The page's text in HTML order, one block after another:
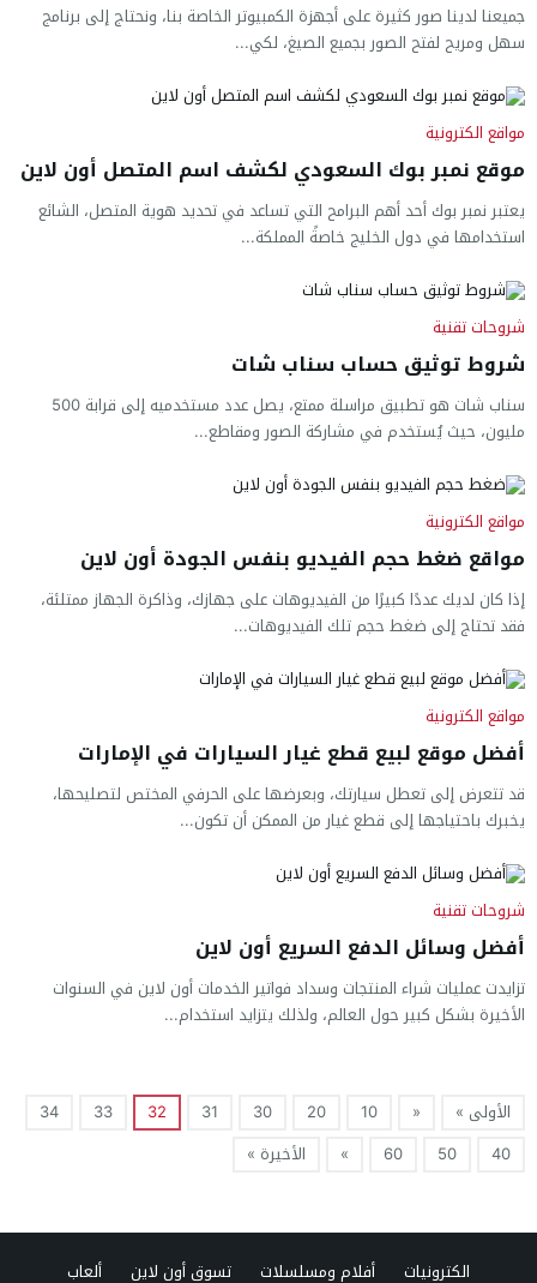
جميعنا لدينا صور كثيرة على أجهزة الكمبيوتر الخاصة بنا، ونحتاج إلى برنامج
سهل ومريح لفتح الصور بجميع الصيغ، لكي...
مواقع الكترونية
موقع نمبر بوك السعودي لكشف اسم المتصل أون لاين
يعتبر نمبر بوك أحد أهم البرامح التي تساعد في تحديد هوية المتصل، الشائع
استخدامها في دول الخليج خاصةً المملكة...
شروحات تقنية
شروط توثيق حساب سناب شات
سناب شات هو تطبيق مراسلة ممتع، يصل عدد مستخدميه إلى قرابة 500
مليون، حيث يُستخدم في مشاركة الصور ومقاطع...
مواقع الكترونية
مواقع ضغط حجم الفيديو بنفس الجودة أون لاين
إذا كان لديك عددًا كبيرًا من الفيديوهات على جهازك، وذاكرة الجهاز ممتلئة،
فقد تحتاج إلى ضغط حجم تلك الفيديوهات...
مواقع الكترونية
أفضل موقع لبيع قطع غيار السيارات في الإمارات
قد تتعرض إلى تعطل سيارتك، وبعرضها على الحرفي المختص لتصليحها،
يخبرك باحتياجها إلى قطع غيار من الممكن أن تكون...
شروحات تقنية
أفضل وسائل الدفع السريع أون لاين
تزايدت عمليات شراء المنتجات وسداد فواتير الخدمات أون لاين في السنوات
الأخيرة بشكل كبير حول العالم، ولذلك يتزايد استخدام...
الأولى » «
10
20
30
31
32
33
34
40
50
60
» الأخيرة »
الكترونيات أفلام ومسلسلات تسوق أون لاين ألعاب